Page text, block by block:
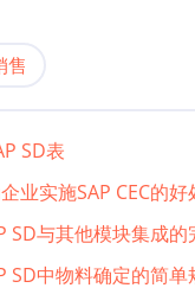
售
SD表
企业实施SAP CEC的好
SD与其他模块集成
SD中物料确定的简单